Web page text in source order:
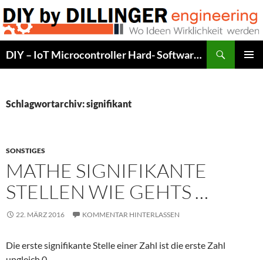
Zum
Inhalt
springen
DIY – IoT Microcontroller Hard- Software Development
Schlagwortarchiv: signifikant
SONSTIGES
MATHE SIGNIFIKANTE
STELLEN WIE GEHTS …
22. MÄRZ 2016 KOMMENTAR HINTERLASSEN
Die erste signifikante Stelle einer Zahl ist die erste Zahl